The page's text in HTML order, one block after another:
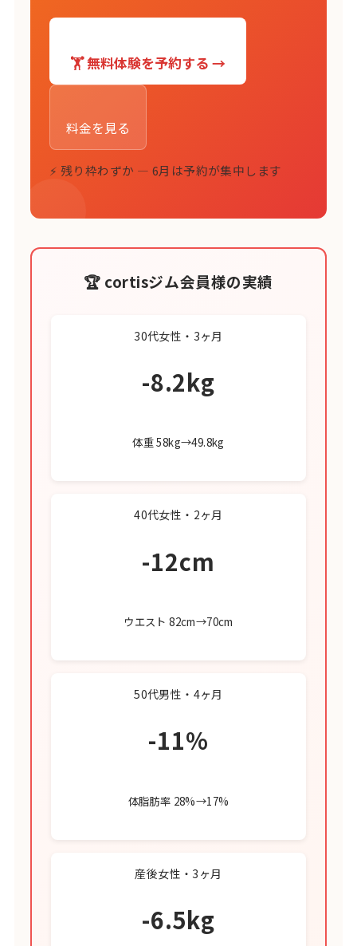
🏋️ 無料体験を予約する →
料金を見る
⚡ 残り枠わずか — 6月は予約が集中します
🏆 cortisジム会員様の実績
30代女性・3ヶ月
-8.2kg
体重 58kg→49.8kg
40代女性・2ヶ月
-12cm
ウエスト 82cm→70cm
50代男性・4ヶ月
-11%
体脂肪率 28%→17%
産後女性・3ヶ月
-6.5kg